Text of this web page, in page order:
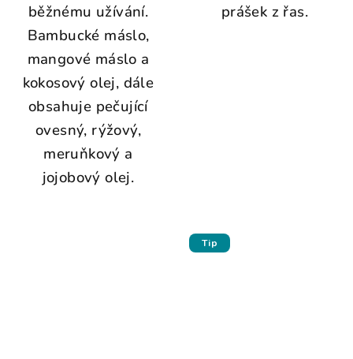
běžnému užívání.
Bambucké máslo,
mangové máslo a
kokosový olej, dále
obsahuje pečující
ovesný, rýžový,
meruňkový a
jojobový olej.
prášek z řas.
Tip